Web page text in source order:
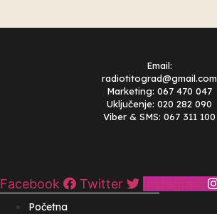
Email:
radiotitograd@gmail.com
Marketing: 067 470 047
Uključenje: 020 282 090
Viber & SMS: 067 311 100
Facebook Twitter Instagram
Početna